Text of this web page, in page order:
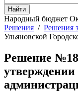
Народный бюджет
Решения / Решения
Ульяновской
Решение